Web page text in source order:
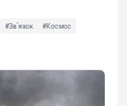
#Звʼязок
#Космос